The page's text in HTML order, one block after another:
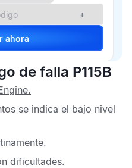
+
Solicitar ahora
de falla P115B
.
se indica el bajo nivel
dificultades.